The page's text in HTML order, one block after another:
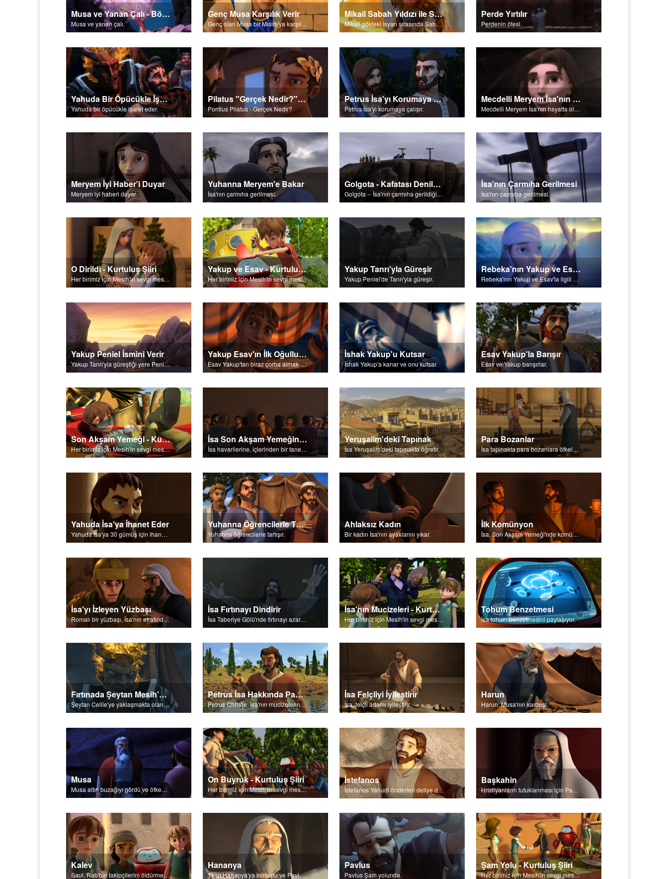
Musa ve Yanan Çalı - Bölüm 1
Musa ve yanan çalı.
Genç Musa Karşılık Verir
Genç olan Musa bir Mısırlı'ya karşılık verdi.
Mikail Sabah Yıldızı ile Savaşır
Mikail gökteki isyan sırasında Sabah Yıldızı ile savaşır.
Perde Yırtılır
Perdenin ötesi.
Yahuda Bir Öpücükle İşaret Eder
Yahuda bir öpücükle işaret eder.
Pilatus "Gerçek Nedir?" Diye Sorar
Pontius Pilatus - Gerçek Nedir?
Petrus İsa'yı Korumaya Çalışır
Petrus İsa'yı korumaya çalışır.
Mecdelli Meryem İsa'nın Hayatta Olduğunu Görür
Mecdelli Meryem İsa'nın hayatta olduğunu görür.
Meryem İyi Haber'i Duyar
Meryem iyi haberi duyar.
Yuhanna Meryem'e Bakar
İsa'nın çarmıha gerilmesi.
Golgota - Kafatası Denilen Yer
Golgota -- İsa'nın çarmıha gerildiği yerdir.
İsa'nın Çarmıha Gerilmesi
İsa'nın çarmıha gerilmesi.
O Dirildi - Kurtuluş Şiiri
Her birimiz için Mesih'in sevgi mesajı.
Yakup ve Esav - Kurtuluş Şiiri
Her birimiz için Mesih'in sevgi mesajı.
Yakup Tanrı'yla Güreşir
Yakup Peniel'de Tanrı'yla güreşir.
Rebeka'nın Yakup ve Esav'la İlgili Şeylerde Payı Vardır
Rebeka'nın Yakup ve Esav'la ilgili şeylerde payı vardır.
Yakup Peniel İsmini Verir
Yakup Tanrı'yla güreştiği yere Peniel ismini verir.
Yakup Esav'ın İlk Oğulluk Hakkını Alır
Esav Yakup'tan biraz çorba almak için ilk oğulluk hakkını satar.
İshak Yakup'u Kutsar
İshak Yakup'a kanar ve onu kutsar.
Esav Yakup'la Barışır
Esav ve Yakup barışırlar.
Son Akşam Yemeği - Kurtuluş Şiiri
Her birimiz için Mesih'in sevgi mesajı.
İsa Son Akşam Yemeğinde
İsa havarilerine, içlerinden bir tanesinin Kendisine ihanet edeceğini söyler.
Yeruşalim'deki Tapınak
İsa Yeruşalim'deki tapınakta öğretir.
Para Bozanlar
İsa tapınakta para bozanlara öfkelendi.
Yahuda İsa'ya İhanet Eder
Yahuda İsa'ya 30 gümüş için ihanet eder.
Yuhanna Öğrencilerle Tartışır
Yuhanna öğrencilerle tartışır.
Ahlaksız Kadın
Bir kadın İsa'nın ayaklarını yıkar.
İlk Komünyon
İsa, Son Akşam Yemeği'nde komünyonu açıklar.
İsa'yı İzleyen Yüzbaşı
Romalı bir yüzbaşı, İsa'nın etrafında toplanan kalabalıkları gözlüyor.
İsa Fırtınayı Dindirir
İsa Taberiye Gölü'nde fırtınayı azarlar.
İsa'nın Mucizeleri - Kurtuluş Şiiri
Her birimiz için Mesih'in sevgi mesajı.
Tohum Benzetmesi
İsa tohum benzetmesini paylaşıyor.
Fırtınada Şeytan Mesih'e Karşı
Şeytan Celile'ye yaklaşmakta olan fırtınadan zevk alır.
Petrus İsa Hakkında Paylaşımda Bulunur
Petrus Chris'le, İsa'nın mucizelerinin Tanrı'dan geldiğini paylaşır.
İsa Felçliyi İyileştirir
İsa, felçli adamı iyileştirir.
Harun
Harun, Musa'nın kardeşi.
Musa
Musa altın buzağıyı gördü ve öfkeden kudurdu.
On Buyruk - Kurtuluş Şiiri
Her birimiz için Mesih'in sevgi mesajı.
İstefanos
İstefanos Yahudi önderleri deliye döndürdü.
Başkahin
Hristiyanların tutuklanması için Pavlus sinagogların işbirliği yapmasını istedi.
Kalev
Saul, Rab'bin takipçilerini öldürmeye gayretliydi.
Hananya
Tanrı Hananya'ya konuştu ve Pavlus'u Seçilmiş olarak çağırdı.
Pavlus
Pavlus Şam yolunda.
Şam Yolu - Kurtuluş Şiiri
Her birimiz için Mesih'in sevgi mesajı.